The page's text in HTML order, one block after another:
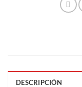
DESCRIPCIÓN